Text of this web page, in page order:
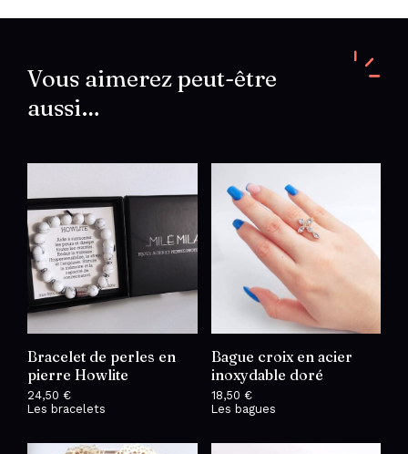
acier
Vous aimerez peut-être
aussi…
Bracelet de perles en
pierre Howlite
24,50 €
Les bracelets
Bague croix en acier
inoxydable doré
18,50 €
Les bagues